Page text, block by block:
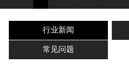
行业新闻
常见问题